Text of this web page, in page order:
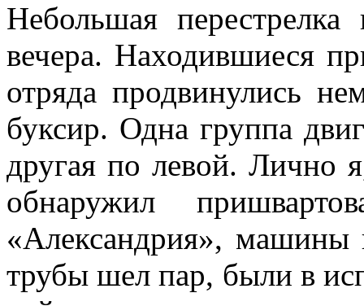
Небольшая
вечера. Находившиеся
отряда продвинулись
буксир. Одна группа
дру­гая по левой. Лично
обнаружил
«Александрия», машины
трубы шел пар, были в